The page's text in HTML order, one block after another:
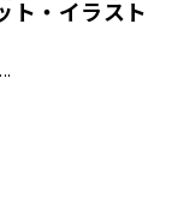
ト・イラスト